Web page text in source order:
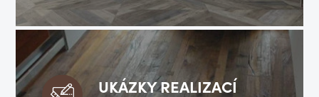
UKÁZKY REALIZACÍ